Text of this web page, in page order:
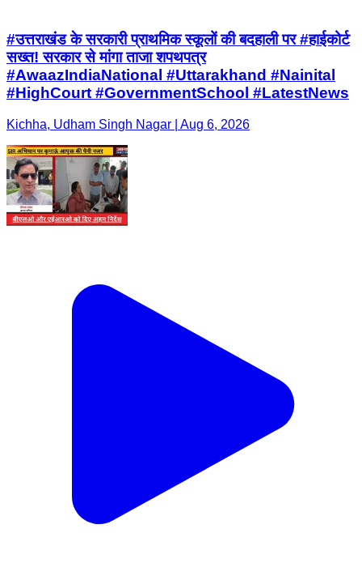
#उत्तराखंड के सरकारी प्राथमिक स्कूलों की बदहाली पर #हाईकोर्ट
सख्त! सरकार से मांगा ताजा शपथपत्र
#AwaazIndiaNational #Uttarakhand #Nainital
#HighCourt #GovernmentSchool #LatestNews
Kichha, Udham Singh Nagar | Aug 6, 2026